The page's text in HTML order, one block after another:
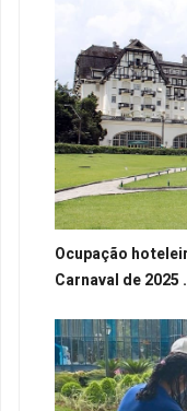
Ocupação
Carnaval de 2025